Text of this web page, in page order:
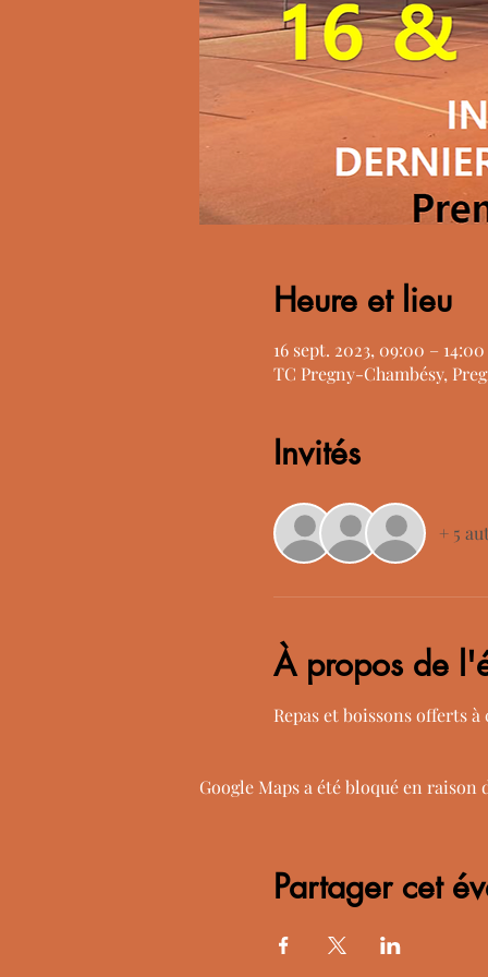
Heure et lieu
16 sept. 2023, 09:00 – 14:00
TC Pregny-Chambésy,
Invités
+ 5
À propos de
Repas et boissons offerts
Google Maps a été bloqué en
Partager cet